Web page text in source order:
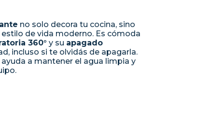
no solo decora tu cocina, sino
de vida moderno. Es cómoda
360° y su apagado
incluso si te olvidás de apagarla.
ayuda a mantener el agua limpia y